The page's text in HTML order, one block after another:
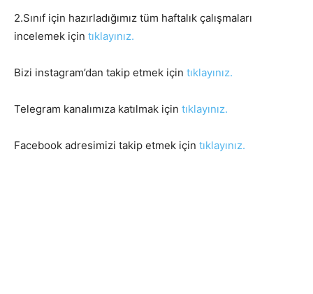
2.Sınıf için hazırladığımız tüm haftalık çalışmaları
incelemek için tıklayınız.
Bizi instagram’dan takip etmek için tıklayınız.
Telegram kanalımıza katılmak için tıklayınız.
Facebook adresimizi takip etmek için tıklayınız.